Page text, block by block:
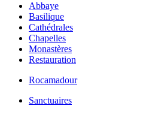
Abbaye
Basilique
Cathédrales
Chapelles
Monastères
Restauration
Rocamadour
Sanctuaires